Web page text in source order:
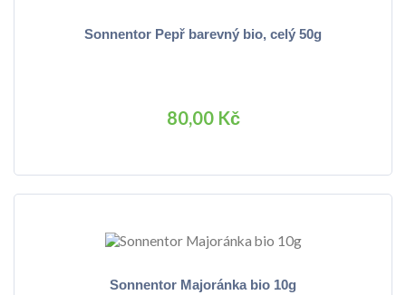
Sonnentor Pepř barevný bio, celý 50g
80,00 Kč
Sonnentor Majoránka bio 10g